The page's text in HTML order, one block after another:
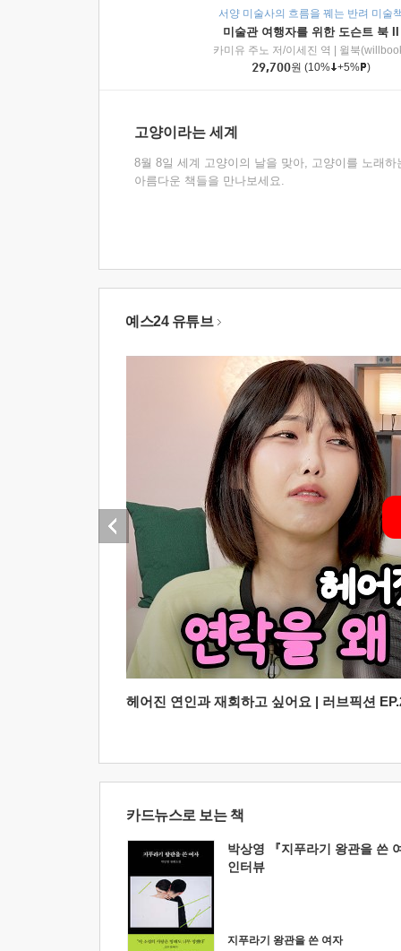
서양 미술사의 흐름을 꿰는 반려 미술
미술관 여행자를 위한 도슨트 북 II
카미유 주노 저/이세진 역
윌북
29,700원 (10% +5% )
고양이라는 세계
8월 8일 세계 고양이의 날을 맞아, 고양이를 노래하
아름다운 책들을 만나보세요.
예스24 유튜브
헤어진 연인과 재회하고 싶어요 | 러브픽션
카드뉴스로 보는 책
박상영 『지푸라기 왕관을 쓴
인터뷰
지푸라기 왕관을 쓴 여자